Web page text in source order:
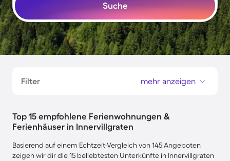
Suche
Filter mehr anzeigen
Top 15 empfohlene Ferienwohnungen &
Ferienhäuser in Innervillgraten
Basierend auf einem Echtzeit-Vergleich von 145 Angeboten
zeigen wir dir die 15 beliebtesten Unterkünfte in Innervillgraten